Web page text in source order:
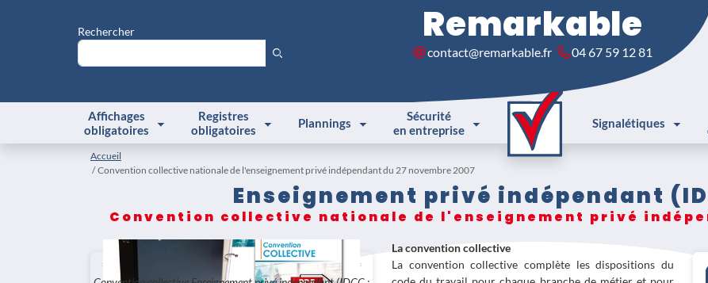
Rechercher Remarkable
contact@remarkable.fr 04 67 59 12 81
Affichages
obligatoires
Registres
obligatoires
Plannings
Sécurité
en entreprise
Signalétiques
Accueil
Convention collective nationale de l'enseignement privé indépendant du 27 novembre 2007
Enseignement privé indépendant
Convention collective nationale de l'enseignement privé
La convention collective
La convention collective complète les dispositions du